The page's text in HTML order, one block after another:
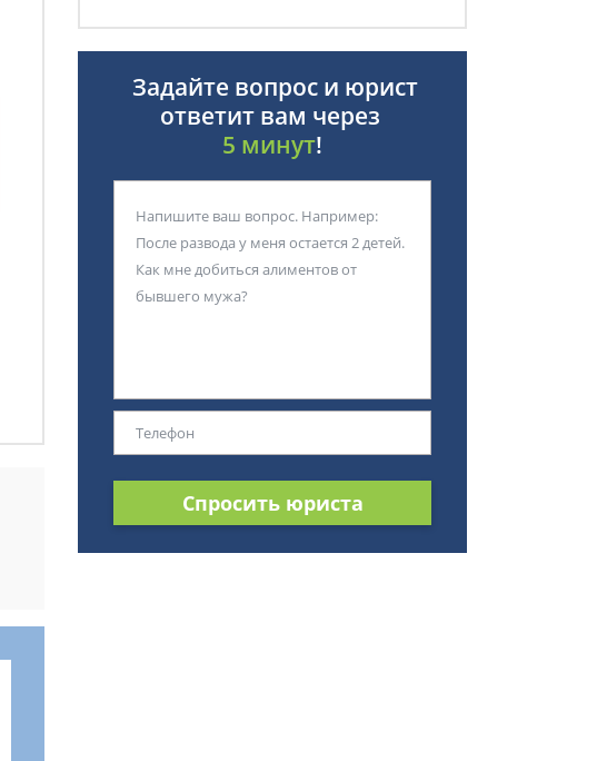
Задайте вопрос и юрист
ответит вам через
5 минут!
Спросить юриста